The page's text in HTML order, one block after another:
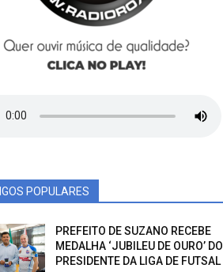
POPULARES
PREFEITO DE SUZANO RECEBE
MEDALHA ‘JUBILEU DE OURO’ DO
PRESIDENTE DA LIGA DE FUTSAL